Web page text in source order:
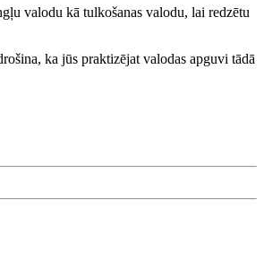
valodu kā tulkošanas valodu, lai redzētu
ka jūs praktizējat valodas apguvi tādā